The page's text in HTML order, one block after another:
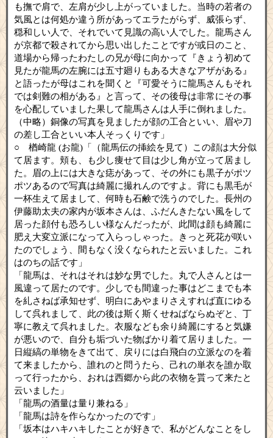
も撫で肩で、左肩が少し上がっていました。当時の若者の
気風とは何処か違う所があってエラたがらず、威張らず、
穏和しい人で、それでいて見識の高い人でした。龍馬さん
が京都で殺されてから思い出したことですが或日のこと、
道場から帰ったわたしの兄が母に向かって『きょう初めて
見たが龍馬の左腕には五寸廻りもある大きなアザがある』
と語ったが母はこれを聞くと『可愛そうに龍馬さんもそれ
では剣難の相がある』と言って、その後母は非常にその事
を心配していました果して龍馬さんは人手に倒れました。
（中略）銅像の写真を見ましたが顔の工合といい、眉や刀
の差し工合といい本人そっくりです」
○ 楢崎龍 (お龍)「（龍馬伝の挿絵を見て）この顔は大分似
て居ます。頬も、も少し痩せて目は少し角が立って居まし
た。眉の上には大きな痣があって、その外にも黒子がポツ
ポツあるので写真は綺麗に撮れんのですよ。背にも黒毛が
一杯生えて居まして、何時も石鹸で洗うのでした。長州の
伊藤助太夫の家内が坂本さんは、ふだんきたない風をして
居った顔付も恐ろしい様なんだったが、此間は顔も綺麗に
肥え大変立派になって入らっしゃった。きっと死花が咲い
たのでしょう、間もなく没くなられたと云いました。これ
はのちの話です」
「龍馬は、それはそれは妙な男でした。丸で人さんとは一
風違って居たのです。少しでも間違った事はどこまでも本
を糺さねば承知せず、明白にあやまりさえすれば直にゆる
して呉れまして、此の後は斯く斯くせねばならぬぞと、丁
寧に教えて呉れました。衣服なども余り綺麗にすると気嫌
が悪いので、自分も垢づいた物ばかり着て居りました。一
日縦縞の単物をきて出て、戻りには白飛白の立派なのを着
て来ましたから、誰れのと問うたら、己れの単衣を誰か取
って行ったから、おれは西郷から此の衣物を貰って来たと
云いました」
「龍馬の酒量は量り兼ねる」
「龍馬は詩を作らなかったのです」
「坂本はハキハキしたことが好きで、私がどんなことをし